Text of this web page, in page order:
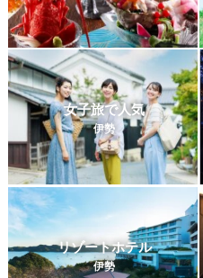
女子旅で人気
伊勢
リゾートホテル
伊勢